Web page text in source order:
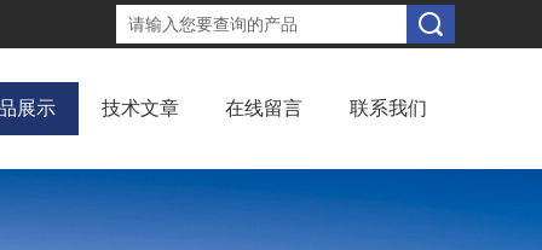
展示 技术文章 在线留言 联系我们